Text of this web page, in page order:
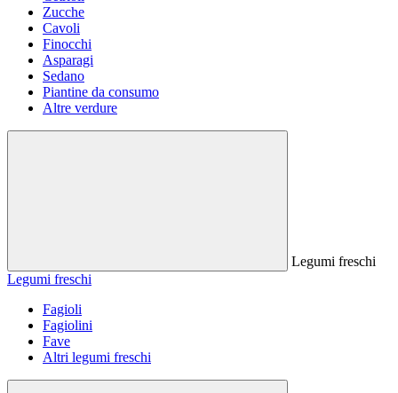
Zucche
Cavoli
Finocchi
Asparagi
Sedano
Piantine da consumo
Altre verdure
Legumi freschi
Legumi freschi
Fagioli
Fagiolini
Fave
Altri legumi freschi